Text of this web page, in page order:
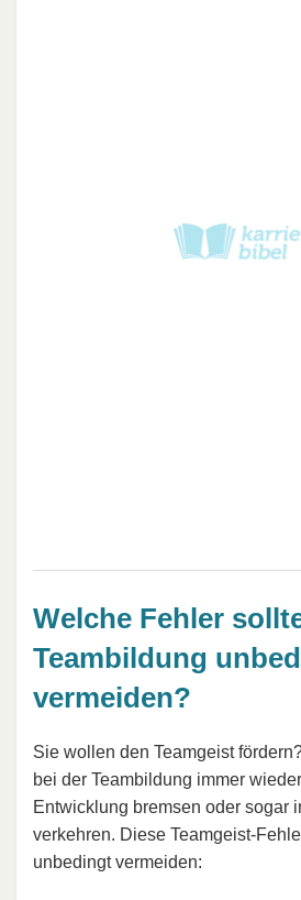
Welche Fehler
Teambildung
vermeiden?
Sie wollen den Teamgeist
bei der Teambildung immer
Entwicklung bremsen oder sogar
verkehren. Diese Teamgeist-
unbedingt vermeiden: